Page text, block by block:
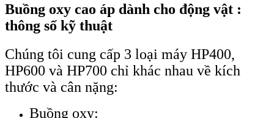
Buồng oxy cao áp dành cho động vật :
thông số kỹ thuật
Chúng tôi cung cấp 3 loại máy HP400,
HP600 và HP700 chỉ khác nhau về kích
thước và cân nặng:
Buồng oxy: